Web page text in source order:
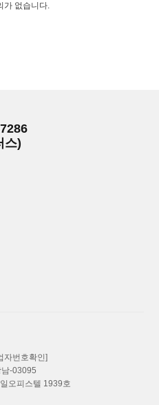
가 없습니다.
스)
자번호확인]
-03095
오피스텔 1939호